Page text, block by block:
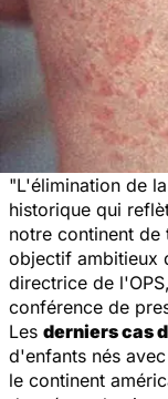
"L'élimination de
historique qui
notre continent de
objectif ambitieux
directrice de
conférence de
Les derniers cas
d'enfants nés
le continent